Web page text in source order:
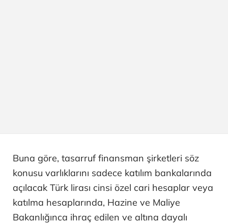
Buna göre, tasarruf finansman şirketleri söz
konusu varlıklarını sadece katılım bankalarında
açılacak Türk lirası cinsi özel cari hesaplar veya
katılma hesaplarında, Hazine ve Maliye
Bakanlığınca ihraç edilen ve altına dayalı